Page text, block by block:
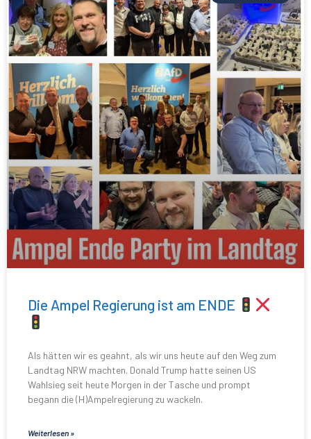
Die Ampel Regierung ist am ENDE
Als hätten wir es geahnt, als wir uns heute auf den Weg zum
Landtag NRW machten. Donald Trump hatte seinen US
Wahlsieg seit heute Morgen in der Tasche und prompt
begann die (H)Ampelregierung zu wackeln.
Weiterlesen »